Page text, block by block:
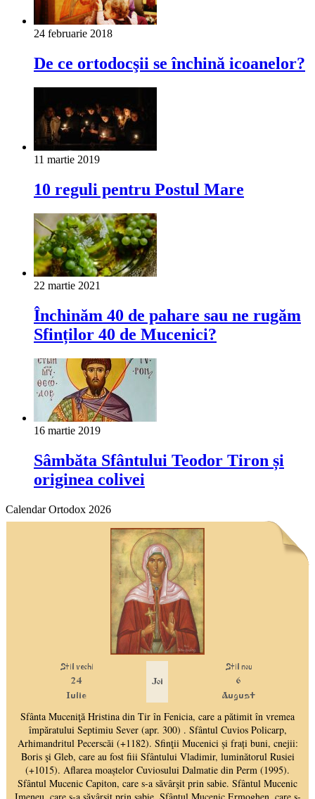
24 februarie 2018
De ce ortodocşii se închină icoanelor?
11 martie 2019
10 reguli pentru Postul Mare
22 martie 2021
Închinăm 40 de pahare sau ne rugăm
Sfinților 40 de Mucenici?
16 martie 2019
Sâmbăta Sfântului Teodor Tiron și
originea colivei
Calendar Ortodox 2026